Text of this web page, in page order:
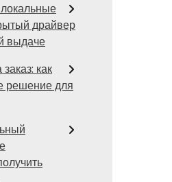
драйвер
выдаче
как
решение для